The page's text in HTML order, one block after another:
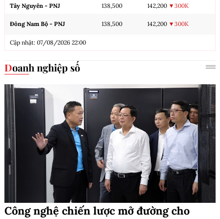
Tây Nguyên - PNJ 138,500 142,200 ▼300K
Đông Nam Bộ - PNJ 138,500 142,200 ▼300K
Cập nhật: 07/08/2026 22:00
Doanh nghiệp số
Công nghệ chiến lược mở đường cho